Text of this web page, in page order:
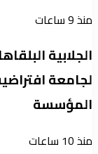
منذ 9 ساعات
الجلابية
لجامعة
المؤسسة
منذ 10 ساعات